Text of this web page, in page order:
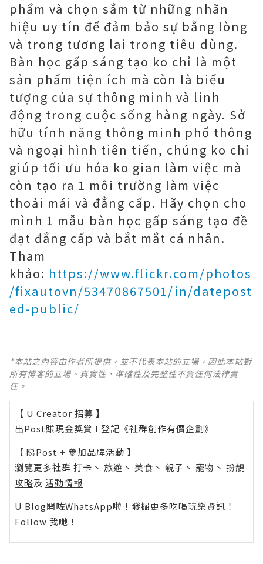
phẩm và chọn sắm từ những nhãn
hiệu uy tín để đảm bảo sự bằng lòng
và trong tương lai trong tiêu dùng.
Bàn học gấp sáng tạo ko chỉ là một
sản phẩm tiện ích mà còn là biểu
tượng của sự thông minh và linh
động trong cuộc sống hàng ngày. Sở
hữu tính năng thông minh phổ thông
và ngoại hình tiên tiến, chúng ko chỉ
giúp tối ưu hóa ko gian làm việc mà
còn tạo ra 1 môi trường làm việc
thoải mái và đẳng cấp. Hãy chọn cho
mình 1 mẫu bàn học gấp sáng tạo đề
đạt đẳng cấp và bắt mắt cá nhân.
Tham
khảo: https://www.flickr.com/photos
/fixautovn/53470867501/in/datepost
ed-public/
*本站之內容由作者所提供，並不代表本站的立場。因此本站對
所有博客的立場、真實性、準確性及完整性不負任何法律責
任。
【 U Creator 招募 】
出Post賺現金獎賞 l 登記《社群創作有價企劃》
【 睇Post + 參加品牌活動 】
瀏覽更多社群 打卡 丶 旅遊 丶 美食 丶 親子 丶 寵物 丶 扮靚
攻略及 活動情報
U Blog開咗WhatsApp啦！發掘更多吃喝玩樂資訊！
Follow 我哋 ！